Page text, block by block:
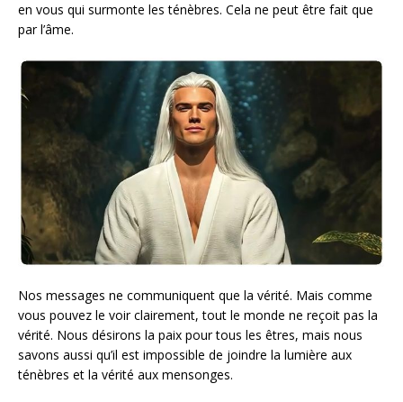
en vous qui surmonte les ténèbres. Cela ne peut être fait que
par l’âme.
Nos messages ne communiquent que la vérité. Mais comme
vous pouvez le voir clairement, tout le monde ne reçoit pas la
vérité. Nous désirons la paix pour tous les êtres, mais nous
savons aussi qu’il est impossible de joindre la lumière aux
ténèbres et la vérité aux mensonges.